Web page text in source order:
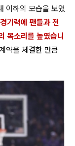
이하의 모습을 보였
기력에 팬들과 전
목소리를 높였습니
약을 체결한 만큼